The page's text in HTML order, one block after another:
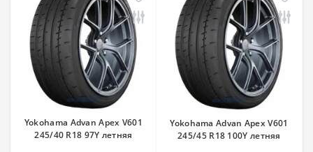
Yokohama Advan Apex V601
245/40 R18 97Y летняя
Yokohama Advan Apex V601
245/45 R18 100Y летняя